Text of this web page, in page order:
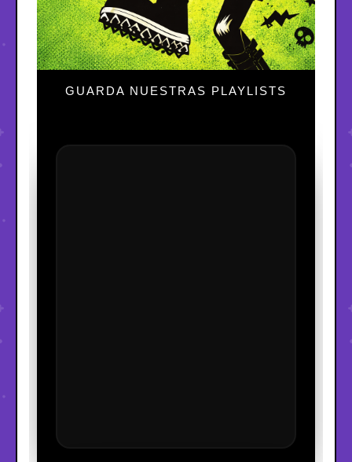
GUARDA NUESTRAS PLAYLISTS